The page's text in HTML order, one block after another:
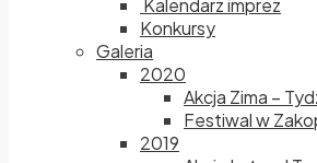
Kalendarz imprez
Konkursy
Galeria
2020
Akcja Zima –
Festiwal w
2019